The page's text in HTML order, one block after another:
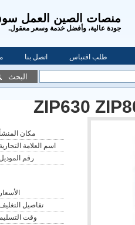
منصات الصين العمل
جودة عالية، وأفضل خدمة وسعر معقول.
اتصل بنا طلب اقتباس
البحث
مكان
اسم العلامة
رقم
تفاصيل
وقت